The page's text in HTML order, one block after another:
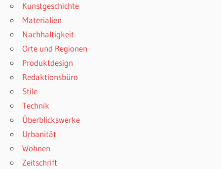
Kunstgeschichte
Materialien
Nachhaltigkeit
Orte und Regionen
Produktdesign
Redaktionsbüro
Stile
Technik
Überblickswerke
Urbanität
Wohnen
Zeitschrift